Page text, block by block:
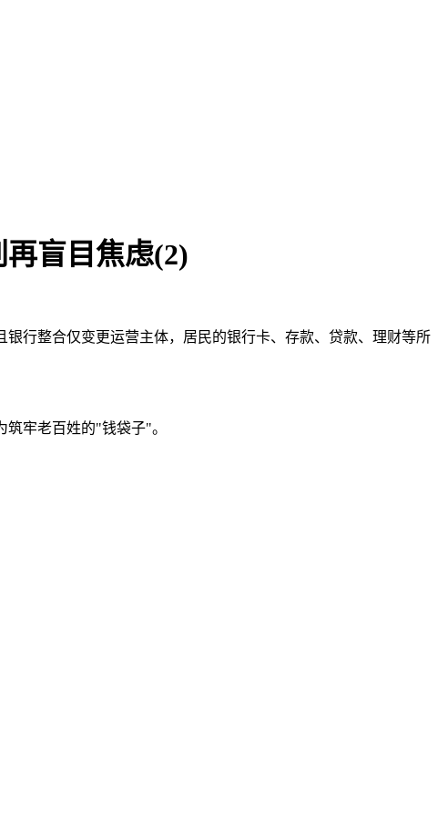
盲目焦虑(2)
行整合仅变更运营主体，居民的银行卡、存款、贷款、理财等所
牢老百姓的"钱袋子"。